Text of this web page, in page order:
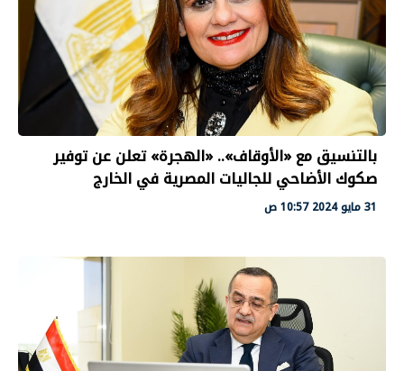
بالتنسيق مع «الأوقاف».. «الهجرة» تعلن عن توفير
صكوك الأضاحي للجاليات المصرية في الخارج
31 مايو 2024 10:57 ص